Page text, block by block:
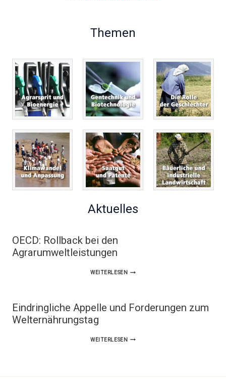
Themen
Aktuelles
OECD: Rollback bei den
Agrarumweltleistungen
WEITERLESENOECD:
Eindringliche Appelle und Forderungen zum
Welternährungstag
WEITERLESENEINDRINGLICHE